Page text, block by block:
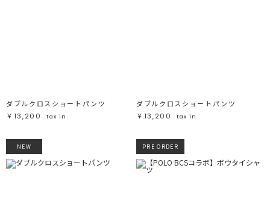
ダブルクロスショートパンツ
￥13,200
tax in
ダブルクロスショートパンツ
￥13,200
tax in
NEW PRE ORDER